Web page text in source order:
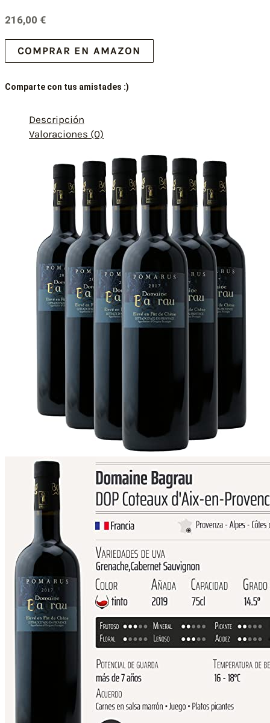
216,00 €
COMPRAR EN AMAZON
Comparte con tus amistades :)
Descripción
Valoraciones (0)